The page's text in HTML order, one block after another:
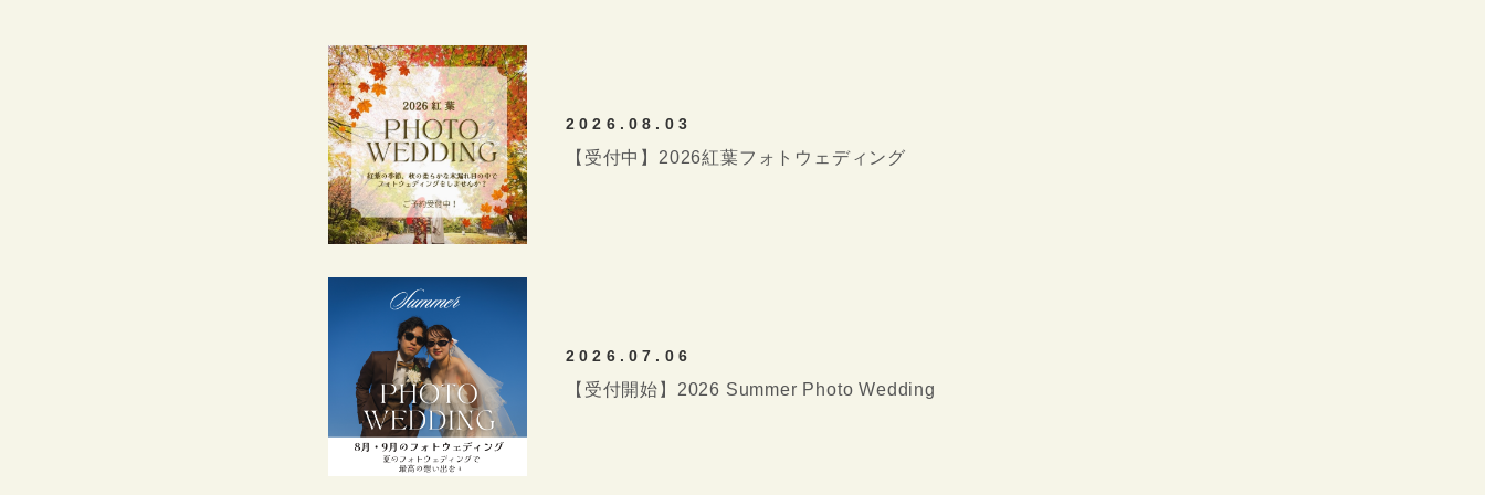
2026.08.03
【受付中】2026紅葉フォトウェディング
2026.07.06
【受付開始】2026 Summer Photo Wedding